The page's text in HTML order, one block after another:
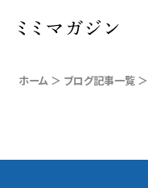
ホーム＞ ブログ記事一覧＞